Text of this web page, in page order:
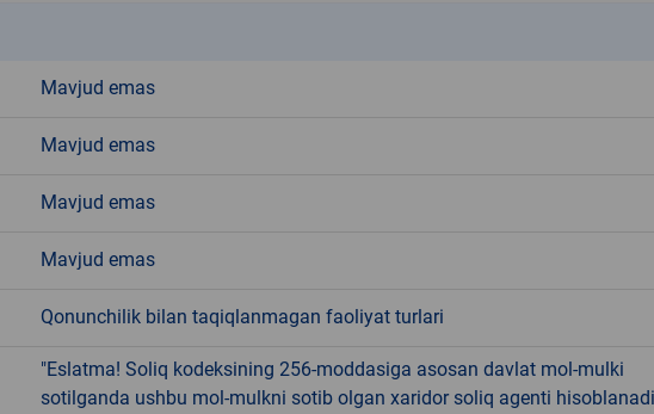
Mavjud emas
Mavjud emas
Mavjud emas
Mavjud emas
Qonunchilik bilan taqiqlanmagan faoliyat turlari
"Eslatma! Soliq kodeksining 256-moddasiga asosan davlat mol-mulki
sotilganda ushbu mol-mulkni sotib olgan xaridor soliq agenti hisoblanadi